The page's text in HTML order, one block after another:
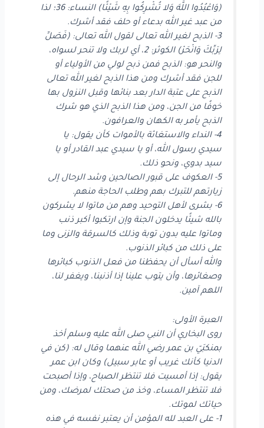
(وَاعْبُدُوا اللَّهَ وَلا تُشْرِكُوا بِهِ شَيْئًا) النساء: 36؛ لذا
من عبد غير الله بدعاء أو حلف فقد أشرك.
3- الذبح لغير الله تعالى لقول الله تعالى: (فَصَلِّ
لِرَبِّكَ وَانْحَرْ) الكوثر: 2، أي لربك ولا تنحر لسواه،
والنحر هو: الذبح فمن ذبح لولي من الأولياء أو
للجن فقد أشرك ومن هذا الذبح لغير الله تعالى
الذبح على عتبة الدار بعد بنائها وقبل النزول بها
خوفًا من الجن، ومن هذا الذبح الذي هو شرك
الذبح يأمر به الكهان والعرافون.
4- النداء والاستغاثة بالأموات كأن يقول: يا
سيدي رسول الله، أو يا سيدي عبد القادر أو يا
سيد بدوي، ونحو ذلك.
5- العكوف على قبور الصالحين وشد الرحال إلى
زيارتهم للتبرك بهم وطلب الحاجة منهم.
6- بشرى لأهل التوحيد وهم من ماتوا لا يشركون
بالله شيئًا يدخلون الجنة وإن ارتكبوا أكبر ذنب
وماتوا عليه بدون توبة وذلك كالسرقة والزنى وما
على ذلك من كبائر الذنوب.
والله أسأل أن يحفظنا من فعل الذنوب كبائرها
وصغائرها، وأن يتوب علينا إذا أذنبنا، ويغفر لنا،
اللهم آمين.
العبرة الأولى:
روى البخاري أن النبي صلى الله عليه وسلم أخذ
بمنكبَيّ بن عمر رضي الله عنهما وقال له: (كن في
الدنيا كأنك غريب أو عابر سبيل) وكان ابن عمر
يقول: إذا أمسيت فلا تنتظر الصباح، وإذا أصبحت
فلا تنتظر المساء، وخذ من صحتك لمرضك، ومن
حياتك لموتك.
1- على العبد لله المؤمن أن يعتبر نفسه في هذه